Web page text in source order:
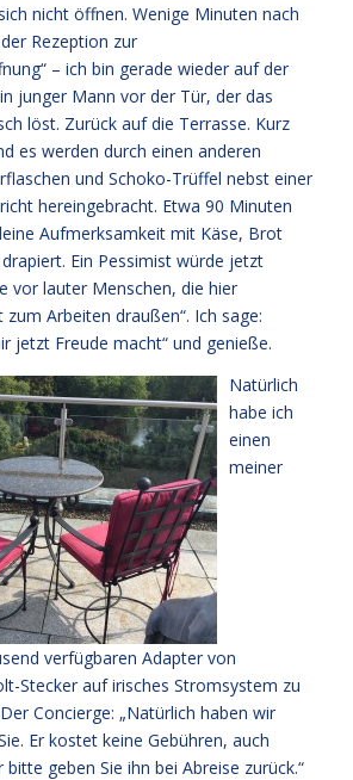
nicht öffnen. Wenige Minuten nach
Rezeption zur
– ich bin gerade wieder auf der
junger Mann vor der Tür, der das
löst. Zurück auf die Terrasse. Kurz
es werden durch einen anderen
und Schoko-Trüffel nebst einer
hereingebracht. Etwa 90 Minuten
Aufmerksamkeit mit Käse, Brot
Ein Pessimist würde jetzt
vor lauter Menschen, die hier
Arbeiten draußen“. Ich sage:
jetzt Freude macht“ und genieße.
Natürlich
habe ich
einen
meiner
verfügbaren Adapter von
Stecker auf irisches Stromsystem zu
Concierge: „Natürlich haben wir
Er kostet keine Gebühren, auch
geben Sie ihn bei Abreise zurück.“